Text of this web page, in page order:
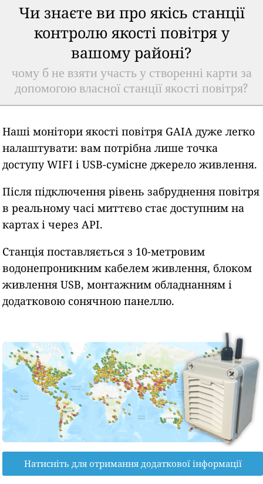
Чи знаєте ви про якісь станції
контролю якості повітря у
вашому районі?
чому б не взяти участь у створенні карти за
допомогою власної станції якості повітря?
Наші монітори якості повітря GAIA дуже легко
налаштувати: вам потрібна лише точка
доступу WIFI і USB-сумісне джерело живлення.
Після підключення рівень забруднення повітря
в реальному часі миттєво стає доступним на
картах і через API.
Станція поставляється з 10-метровим
водонепроникним кабелем живлення, блоком
живлення USB, монтажним обладнанням і
додатковою сонячною панеллю.
Натисніть для отримання додаткової інформації